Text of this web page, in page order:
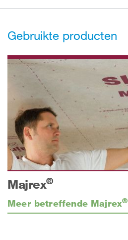
Gebruikte producten
Majrex®
Meer betreffende Majrex®